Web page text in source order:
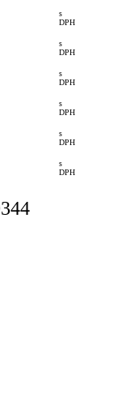
s
DPH
s
DPH
s
DPH
s
DPH
s
DPH
s
DPH